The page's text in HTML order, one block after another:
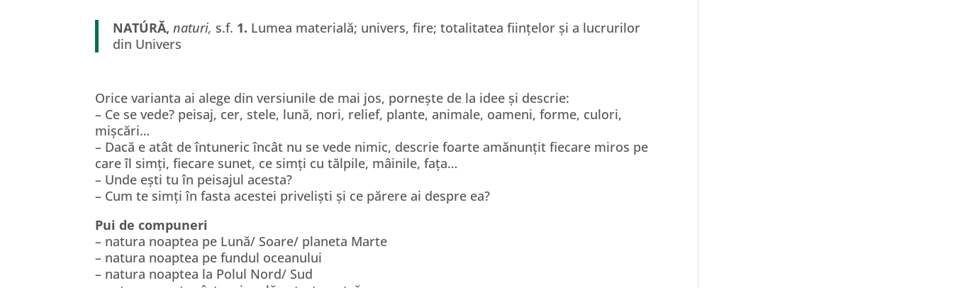
NATÚRĂ,naturi, s.f. 1. Lumea materială; univers, fire; totalitatea ființelor și a lucrurilor
din Univers
Orice varianta ai alege din versiunile de mai jos, pornește de la idee și descrie:
– Ce se vede? peisaj, cer, stele, lună, nori, relief, plante, animale, oameni, forme, culori,
mișcări…
– Dacă e atât de întuneric încât nu se vede nimic, descrie foarte amănunțit fiecare miros pe
care îl simți, fiecare sunet, ce simți cu tălpile, mâinile, fața…
– Unde ești tu în peisajul acesta?
– Cum te simți în fasta acestei priveliști și ce părere ai despre ea?
Pui de compuneri
– natura noaptea pe Lună/ Soare/ planeta Marte
– natura noaptea pe fundul oceanului
– natura noaptea la Polul Nord/ Sud